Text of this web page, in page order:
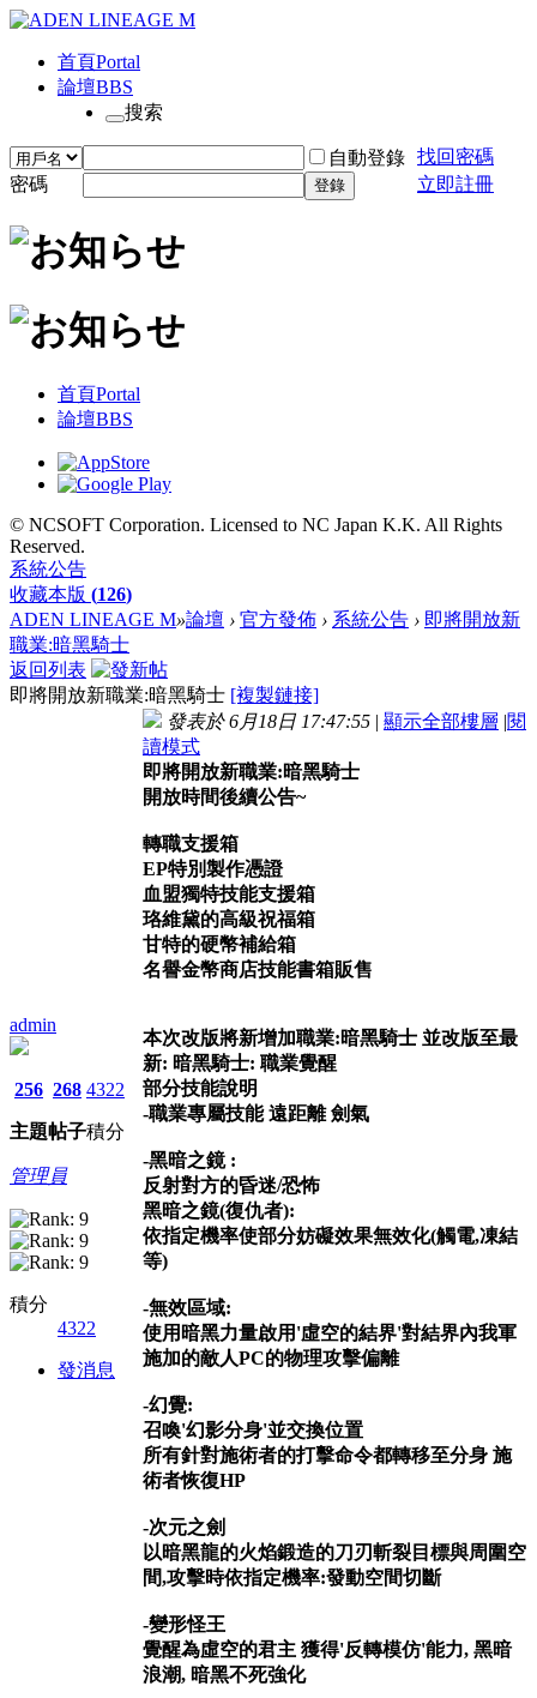
首頁Portal
論壇BBS
搜索
自動登錄 找回密碼
密碼
登錄 立即註冊
首頁Portal
論壇BBS
© NCSOFT Corporation. Licensed to NC Japan K.K. All Rights
Reserved.
系統公告
收藏本版 (126)
ADEN LINEAGE M»論壇 › 官方發佈 › 系統公告 › 即將開放新
職業:暗黑騎士
返回列表
即將開放新職業:暗黑騎士 [複製鏈接]
admin
256
主題
268
帖子
4322
積分
管理員
積分
4322
發消息
發表於 6月18日 17:47:55 | 顯示全部樓層 |閱
讀模式
即將開放新職業:暗黑騎士
開放時間後續公告~
轉職支援箱
EP特別製作憑證
血盟獨特技能支援箱
珞維黛的高級祝福箱
甘特的硬幣補給箱
名譽金幣商店技能書箱販售
本次改版將新增加職業:暗黑騎士 並改版至最
新: 暗黑騎士: 職業覺醒
部分技能說明
-職業專屬技能 遠距離 劍氣
-黑暗之鏡 :
反射對方的昏迷/恐怖
黑暗之鏡(復仇者):
依指定機率使部分妨礙效果無效化(觸電,凍結
等)
-無效區域:
使用暗黑力量啟用'虛空的結界'對結界內我軍
施加的敵人PC的物理攻擊偏離
-幻覺:
召喚'幻影分身'並交換位置
所有針對施術者的打擊命令都轉移至分身 施
術者恢復HP
-次元之劍
以暗黑龍的火焰鍛造的刀刃斬裂目標與周圍空
間,攻擊時依指定機率:發動空間切斷
-變形怪王
覺醒為虛空的君主 獲得'反轉模仿'能力, 黑暗
浪潮, 暗黑不死強化